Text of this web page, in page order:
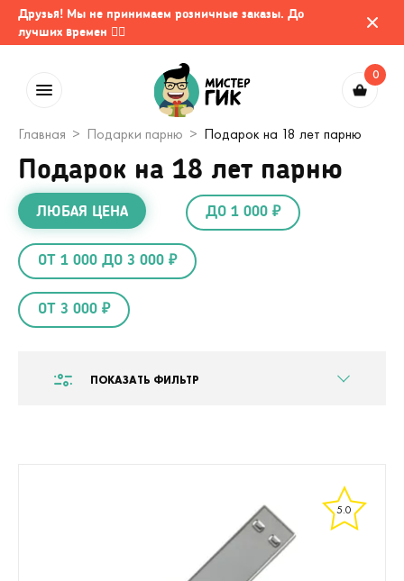
Друзья! Мы не принимаем розничные заказы. До
лучших времен 🤷‍♂️
0
Главная Подарки парню Подарок на 18 лет парню
Подарок на 18 лет парню
ЛЮБАЯ ЦЕНА ДО 1 000 ₽
ОТ 1 000 ДО 3 000 ₽
ОТ 3 000 ₽
ПОКАЗАТЬ ФИЛЬТР
5.0